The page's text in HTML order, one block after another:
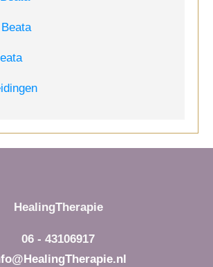
HealingTherapie
06 - 43106917